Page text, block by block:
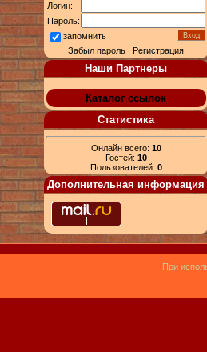
Логин:
Пароль:
запомнить
Забыл пароль |Регистрация
Наши Партнеры
Каталог ссылок
Статистика
Онлайн всего: 10
Гостей: 10
Пользователей: 0
Дополнительная информация
При